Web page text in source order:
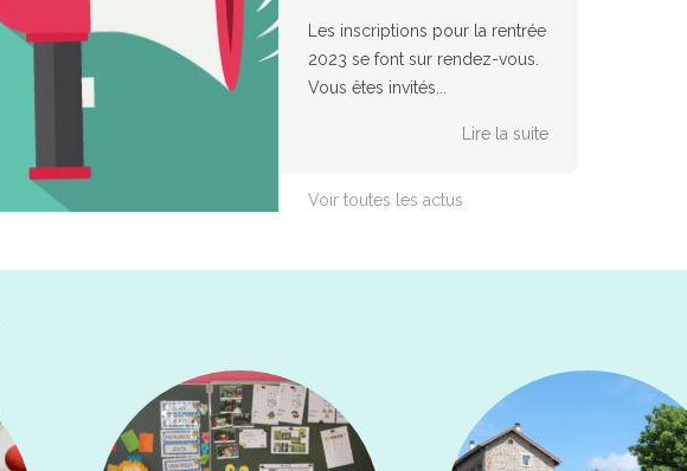
Les inscriptions pour la rentrée
2023 se font sur rendez-vous.
Vous êtes invités...
Lire la suite
Voir toutes les actus